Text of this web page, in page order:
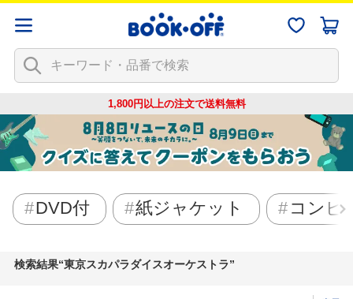
1,800円以上の注文で送料無料
DVD付 紙ジャケット コンピ
検索結果 東京スカパラダイスオーケストラ